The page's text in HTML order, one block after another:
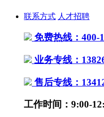
联系方式 人才招聘
免费热线：400-
业务专线：
售后专线：
工作时间：9:00-